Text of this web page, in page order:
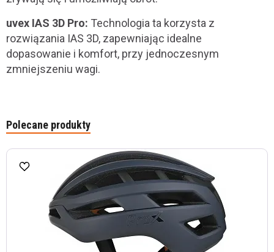
uvex IAS 3D Pro: Technologia ta korzysta z
rozwiązania IAS 3D, zapewniając idealne
dopasowanie i komfort, przy jednoczesnym
zmniejszeniu wagi.
Polecane produkty